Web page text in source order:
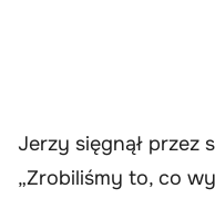
Jerzy sięgnął przez
„Zrobiliśmy to, co